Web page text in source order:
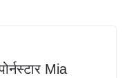
Mia